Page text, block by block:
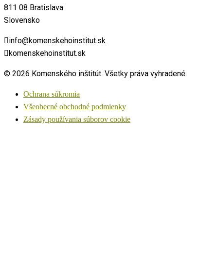
811 08 Bratislava
Slovensko
info@komenskehoinstitut.sk
komenskehoinstitut.sk
© 2026 Komenského inštitút. Všetky práva vyhradené.
Ochrana súkromia
Všeobecné obchodné podmienky
Zásady používania súborov cookie